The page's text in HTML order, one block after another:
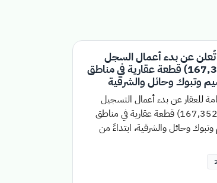
تُعلن عن بدء أعمال السجل
العقاري لـ (167,352) قطعة عقارية في مناطق
وتبوك وحائل والشرقية
للعقار عن بدء أعمال التسجيل
العيني للعقار، لـ (167,352) قطعة عقارية في مناطق
وحائل والشرقية، ابتداءً من